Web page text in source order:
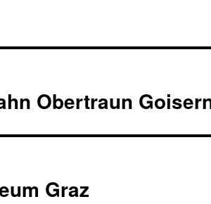
Obertraun
Graz